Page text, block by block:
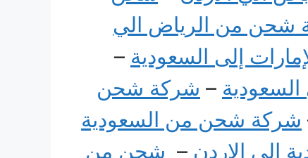
شحن من الرياض الي
إلى السعودية –
– شركة شحن
شركة شحن من السعودية
الي الاردن – شحن من